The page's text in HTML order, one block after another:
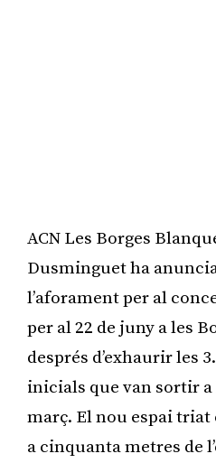
ACN Les Borges
Dusminguet ha
l’aforament per al
per al 22 de juny a les
després d’exhaurir les
inicials que van sortir
març. El nou espai triat
a cinquanta metres de